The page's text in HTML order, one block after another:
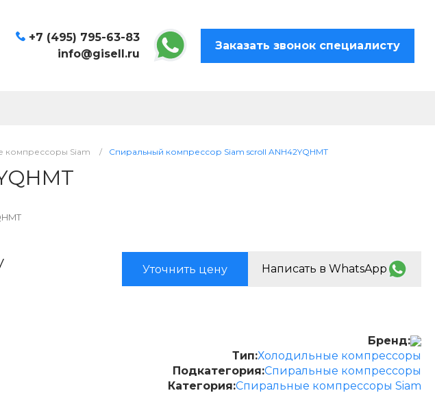
+7 (495) 795-63-83
info@gisell.ru
Заказать звонок специалисту
компрессоры Siam / Спиральный компрессор Siam scroll ANH42YQHMT
Уточнить цену Написать в WhatsApp
Бренд:
Тип:Холодильные компрессоры
Подкатегория:Спиральные компрессоры
Категория:Спиральные компрессоры Siam